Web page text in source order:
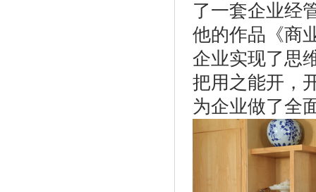
了一套企业经
他的作品《商
企业实现了思
把用之能开，
为企业做了全